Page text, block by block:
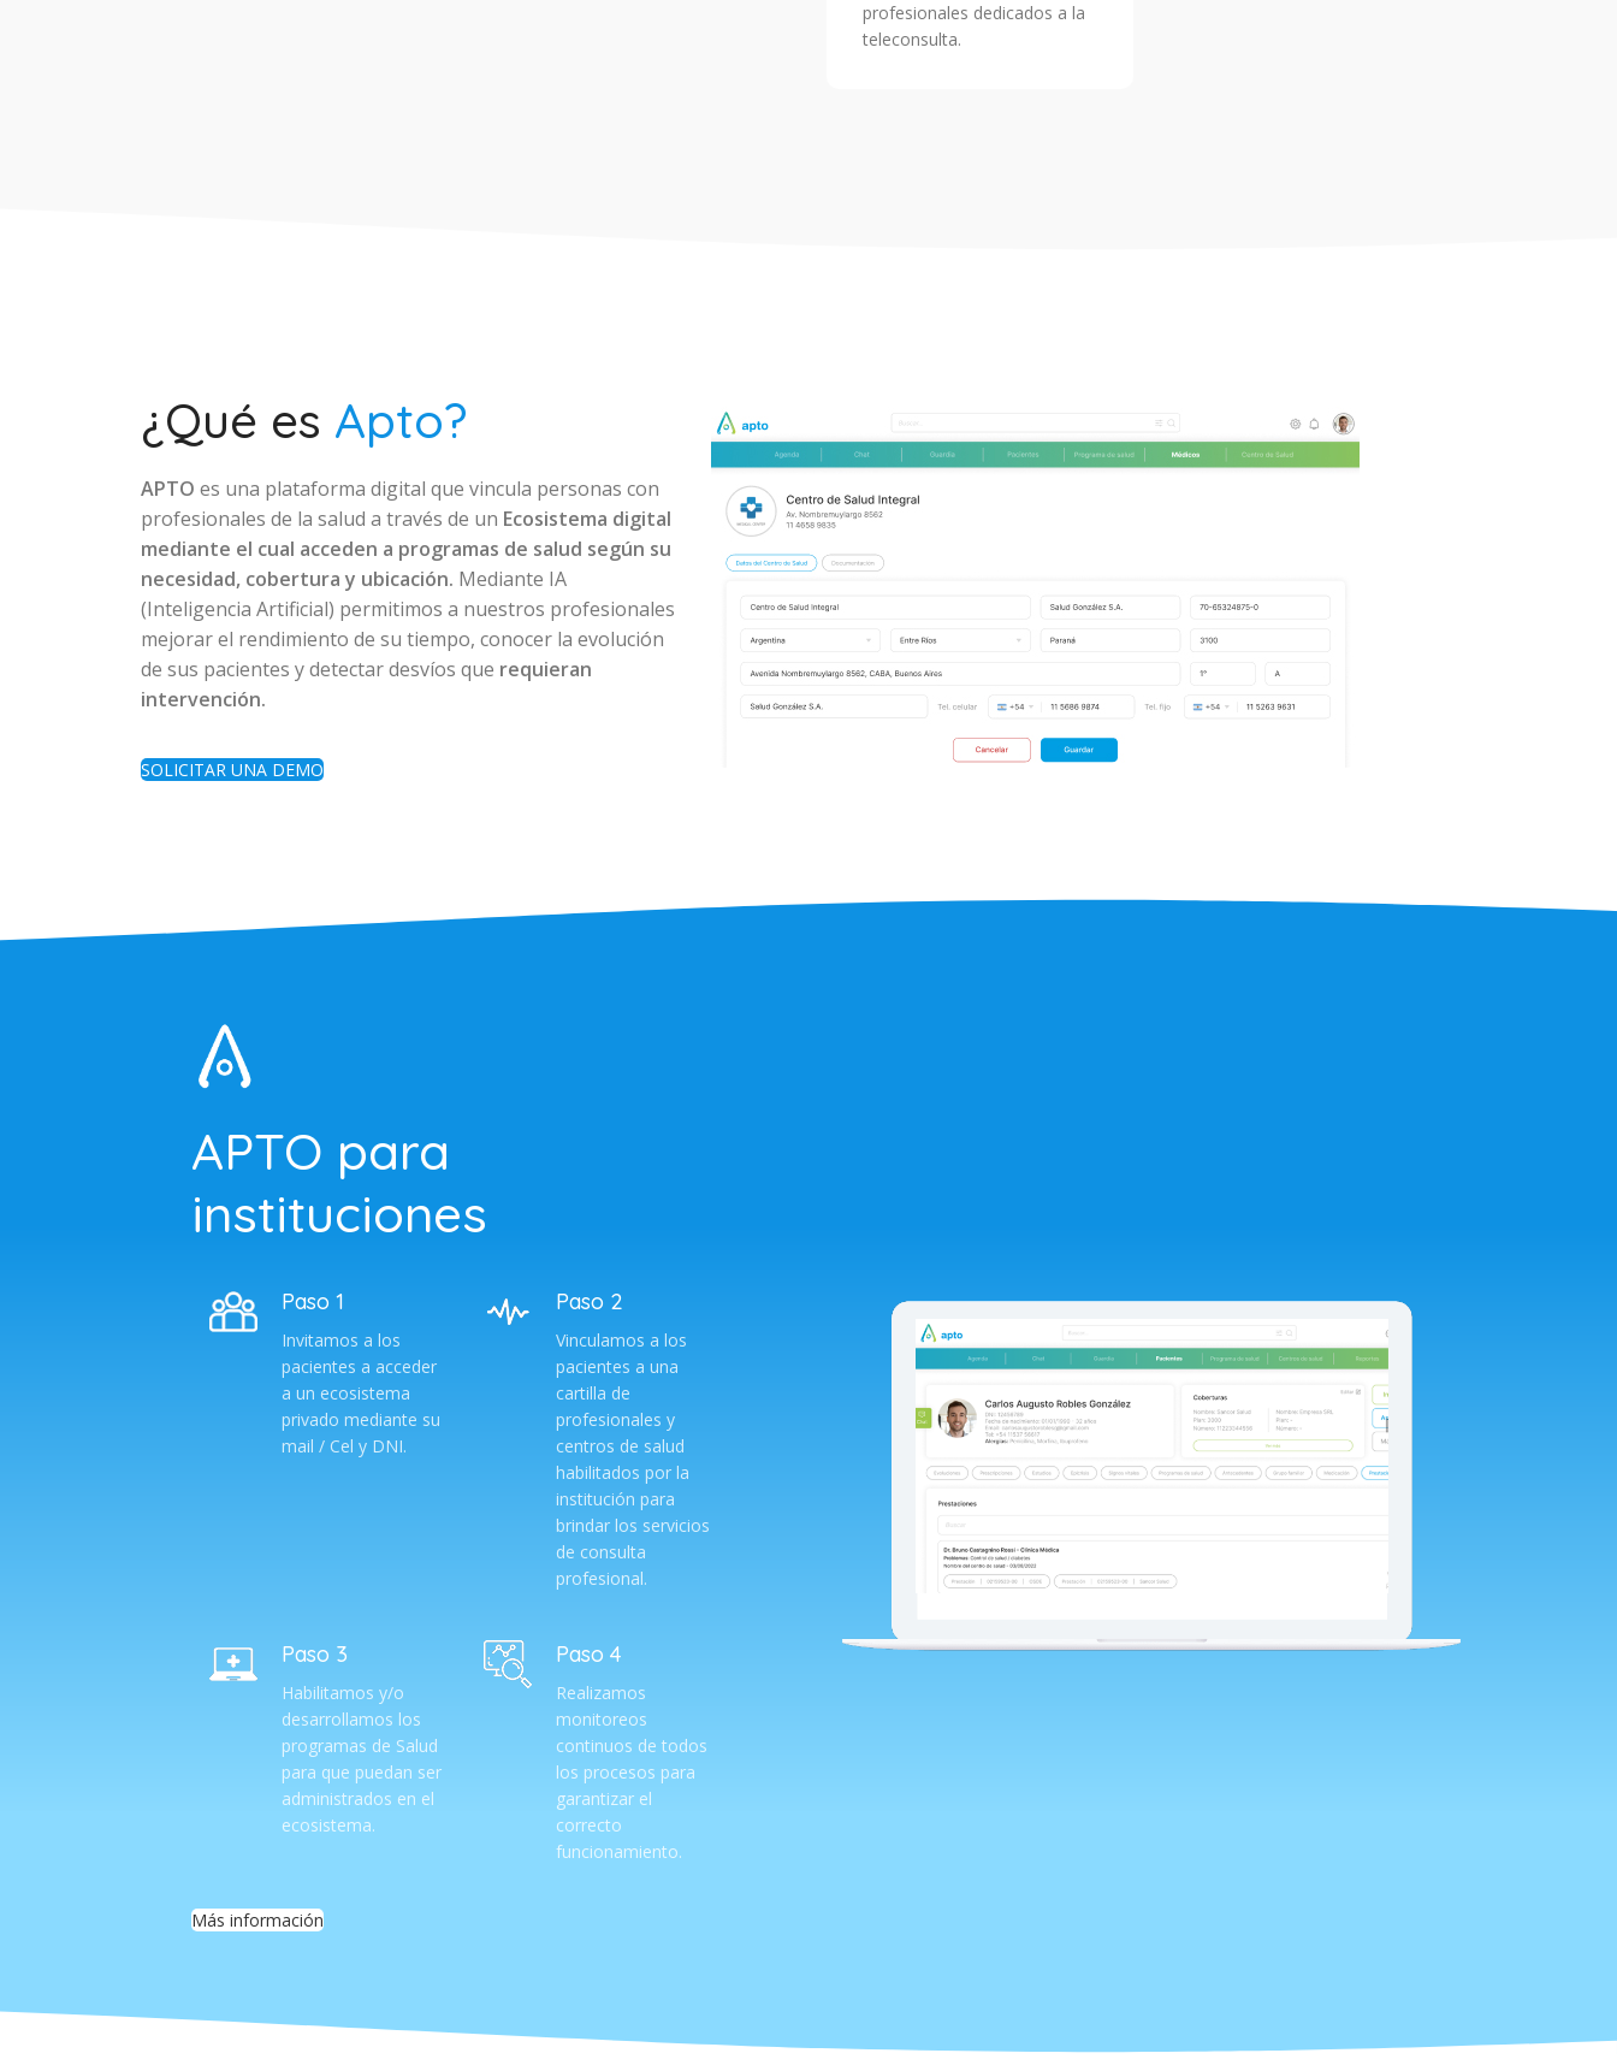
profesionales dedicados a la
teleconsulta.
¿Qué es Apto?
APTO es una plataforma digital que vincula personas con
profesionales de la salud a través de un Ecosistema digital
mediante el cual acceden a programas de salud según su
necesidad, cobertura y ubicación. Mediante IA
(Inteligencia Artificial) permitimos a nuestros profesionales
mejorar el rendimiento de su tiempo, conocer la evolución
de sus pacientes y detectar desvíos que requieran
intervención.
SOLICITAR UNA DEMO
APTO para
instituciones
Paso 1
Invitamos a los
pacientes a acceder
a un ecosistema
privado mediante su
mail / Cel y DNI.
Paso 2
Vinculamos a los
pacientes a una
cartilla de
profesionales y
centros de salud
habilitados por la
institución para
brindar los servicios
de consulta
profesional.
Paso 3
Habilitamos y/o
desarrollamos los
programas de Salud
para que puedan ser
administrados en el
ecosistema.
Paso 4
Realizamos
monitoreos
continuos de todos
los procesos para
garantizar el
correcto
funcionamiento.
Más información